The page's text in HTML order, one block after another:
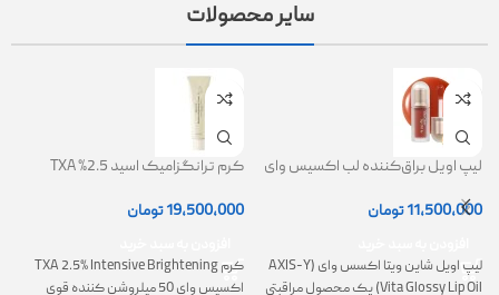
سایر محصولات
لیپ اویل براق‌کننده لب اکسیس وای
11,500,000تومان
لیپ اویل شاین ویتا اکسس وای (AXIS-Y
Vita Glossy Lip Oil) یک محصول مراقبتی
کرم ترانگزامیک اسید 2.5% TXA
19,500,000تومان
کرم TXA 2.5% Intensive Brightening
اکسیس وای 50 میلروشن کننده قوی